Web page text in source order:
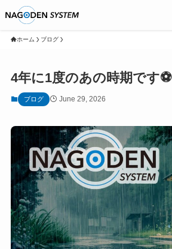
ホーム ブログ
4年に1度のあの時期です⚽
ブログ June 29, 2026